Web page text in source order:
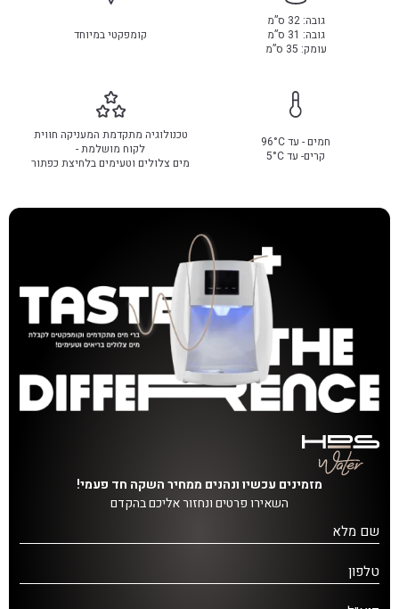
גובה: 32 ס”מ
גובה: 31 ס”מ
עומק: 35 ס”מ
קומפקטי במיוחד
חמים - עד 96°C
קרים- עד 5°C
טכנולוגיה מתקדמת המעניקה חווית
לקוח מושלמת -
מים צלולים וטעימים בלחיצת כפתור
מזמינים עכשיו ונהנים ממחיר השקה חד פעמי!
השאירו פרטים ונחזור אליכם בהקדם
שם מלא
טלפון